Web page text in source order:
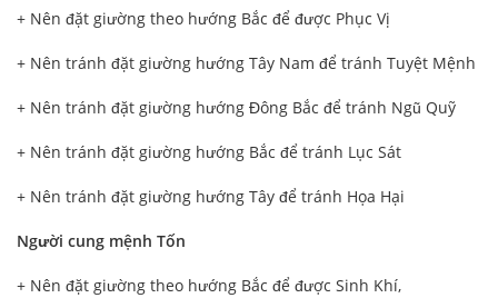
+ Nên đặt giường theo hướng Bắc để được Phục Vị
+ Nên tránh đặt giường hướng Tây Nam để tránh Tuyệt Mệnh
+ Nên tránh đặt giường hướng Đông Bắc để tránh Ngũ Quỹ
+ Nên tránh đặt giường hướng Bắc để tránh Lục Sát
+ Nên tránh đặt giường hướng Tây để tránh Họa Hại
Người cung mệnh Tốn
+ Nên đặt giường theo hướng Bắc để được Sinh Khí,